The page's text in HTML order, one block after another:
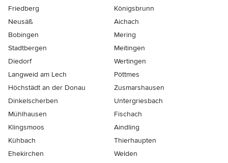
Friedberg
Königsbrunn
Neusäß
Aichach
Bobingen
Mering
Stadtbergen
Meitingen
Diedorf
Wertingen
Langweid am Lech
Pöttmes
Höchstädt an der Donau
Zusmarshausen
Dinkelscherben
Untergriesbach
Mühlhausen
Fischach
Klingsmoos
Aindling
Kühbach
Thierhaupten
Ehekirchen
Welden